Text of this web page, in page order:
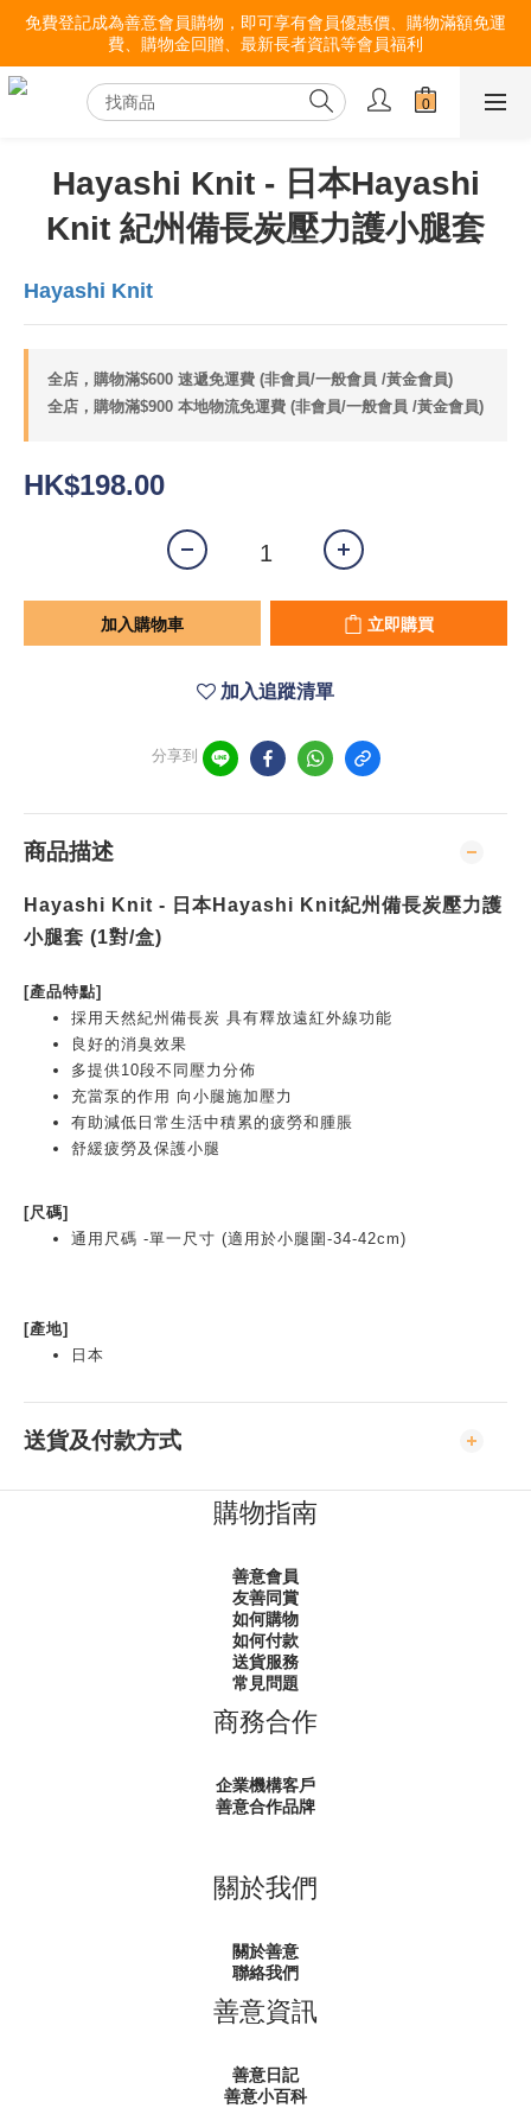
免費登記成為善意會員購物，即可享有會員優惠價、購物滿額免運
費、購物金回贈、最新長者資訊等會員福利
Hayashi Knit - 日本Hayashi
Knit 紀州備長炭壓力護小腿套
Hayashi Knit
全店，購物滿$600 速遞免運費 (非會員/一般會員 /黃金會員)
全店，購物滿$900 本地物流免運費 (非會員/一般會員 /黃金會員)
HK$198.00
加入購物車 立即購買
加入追蹤清單
分享到
商品描述
Hayashi Knit - 日本Hayashi Knit紀州備長炭壓力護
小腿套 (1對/盒)
[產品特點]
採用天然紀州備長炭 具有釋放遠紅外線功能
良好的消臭效果
多提供10段不同壓力分佈
充當泵的作用 向小腿施加壓力
有助減低日常生活中積累的疲勞和腫脹
舒緩疲勞及保護小腿
[尺碼]
通用尺碼 -單一尺寸 (適用於小腿圍-34-42cm)
[產地]
日本
送貨及付款方式
購物指南
善意會員
友善同賞
如何購物
如何付款
送貨服務
常見問題
商務合作
企業機構客戶
善意合作品牌
關於我們
關於善意
聯絡我們
善意資訊
善意日記
善意小百科